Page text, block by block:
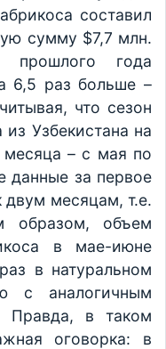
составил
сумму $7,7 млн.
прошлого года
6,5 раз больше –
что сезон
Узбекистана на
– с мая по
данные за первое
двум месяцам, т.е.
образом, объем
в мае-июне
в натуральном
с аналогичным
Правда, в таком
оговорка: в